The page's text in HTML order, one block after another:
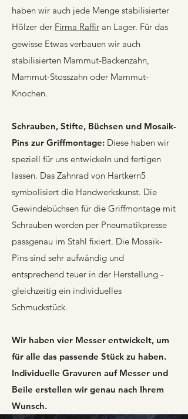
haben wir auch jede Menge stabilisierter
Hölzer der Firma Raffir an Lager. Für das
gewisse Etwas verbauen wir auch
stabilisierten Mammut-Backenzahn,
Mammut-Stosszahn oder Mammut-
Knochen.
Schrauben, Stifte, Büchsen und Mosaik-
Pins zur Griffmontage: Diese haben wir
speziell für uns entwickeln und fertigen
lassen. Das Zahnrad von Hartkern5
symbolisiert die Handwerkskunst. Die
Gewindebüchsen für die Griffmontage mit
Schrauben werden per Pneumatikpresse
passgenau im Stahl fixiert. Die Mosaik-
Pins sind sehr aufwändig und
entsprechend teuer in der Herstellung -
gleichzeitig ein individuelles
Schmuckstück.
Wir haben vier Messer entwickelt, um
für alle das passende Stück zu haben.
Individuelle Gravuren auf Messer und
Beile erstellen wir genau nach Ihrem
Wunsch.